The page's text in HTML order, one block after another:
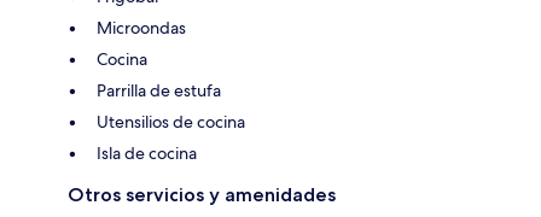
Microondas
Cocina
Parrilla de estufa
Utensilios de cocina
Isla de cocina
Otros servicios y amenidades